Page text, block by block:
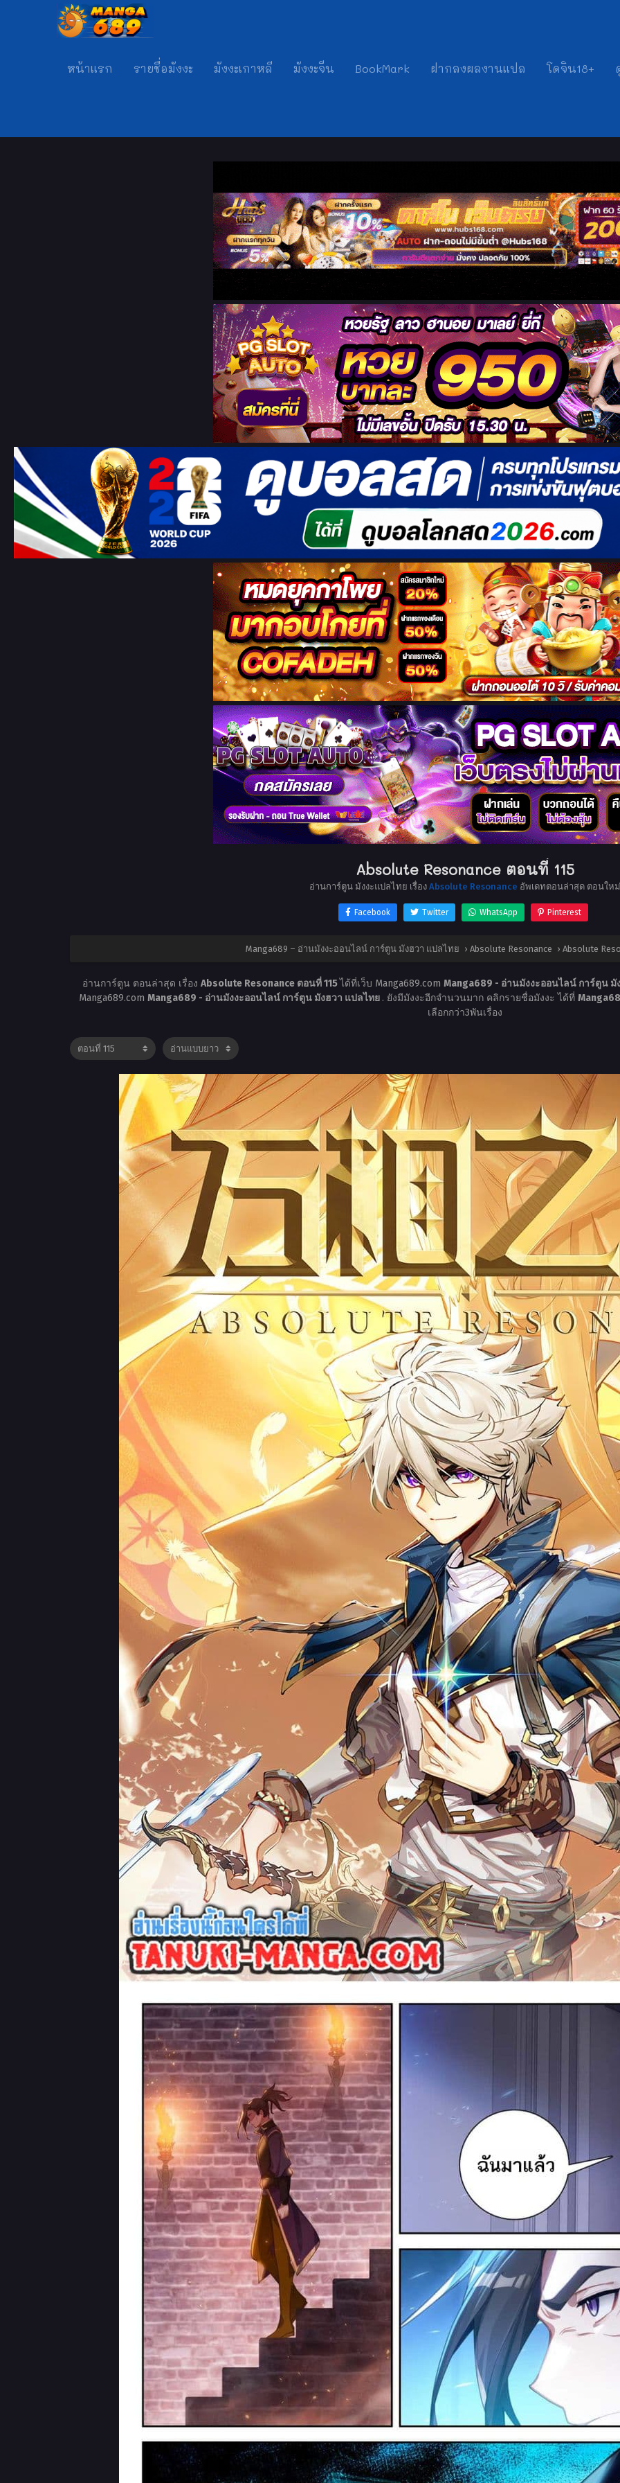
หน้าแรก รายชื่อมังงะ มังงะเกาหลี มังงะจีน BookMark ฝากลงผลงานแปล โดจิน18+
Absolute Resonance ตอนที่ 115
อ่านการ์ตูน มังงะแปลไทย เรื่อง Absolute Resonance อัพเดทตอนล่าสุด ตอนใหม่
Facebook Twitter WhatsApp Pinterest
Manga689 – อ่านมังงะออนไลน์ การ์ตูน มังฮวา แปลไทย › Absolute Resonance › Absolute
อ่านการ์ตูน ตอนล่าสุด เรื่อง Absolute Resonance ตอนที่ 115ได้ที่เว็บ Manga689.com Manga689 - อ่านมังงะออนไลน์ การ์ตูน
Manga689.com Manga689 - อ่านมังงะออนไลน์ การ์ตูน มังฮวา แปลไทย . ยังมีมังงะอีกจำนวนมาก คลิกรายชื่อมังงะ ได้ที่
เลือกกว่า3พันเรื่อง